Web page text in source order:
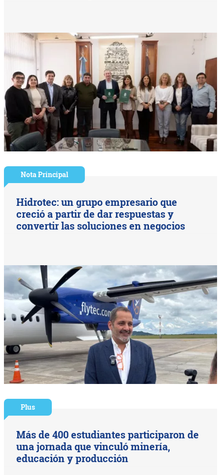
Nota Principal
Hidrotec: un grupo empresario que
creció a partir de dar respuestas y
convertir las soluciones en negocios
Plus
Más de 400 estudiantes participaron de
una jornada que vinculó minería,
educación y producción